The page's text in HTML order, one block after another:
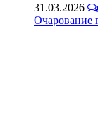
31.03.2026
Очарование